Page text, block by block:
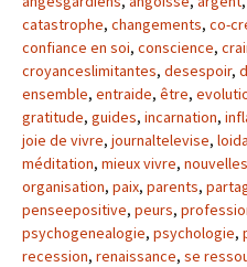
catastrophe, changements, co-
confiance en soi, conscience,
croyanceslimitantes, desespoir,
ensemble, entraide, être,
gratitude, guides, incarnation,
joie de vivre, journaltelevise,
méditation, mieux vivre, nouvelles
organisation, paix, parents,
penseepositive, peurs,
psychogenealogie, psychologie,
recession, renaissance, se